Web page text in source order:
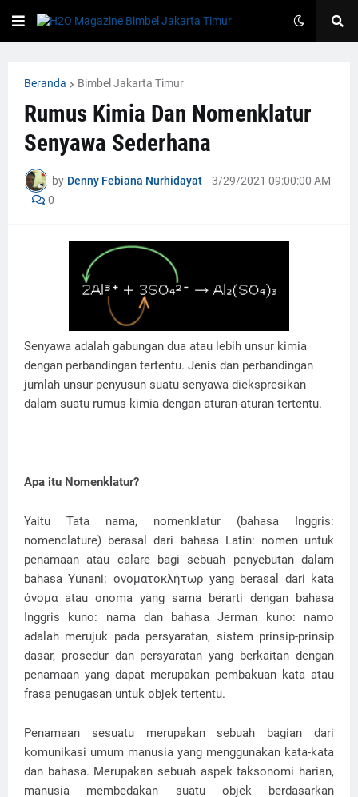
Beranda Bimbel Jakarta Timur
Rumus Kimia Dan Nomenklatur
Senyawa Sederhana
by Denny Febiana Nurhidayat - 3/29/2021 09:00:00 AM
0
Senyawa adalah gabungan dua atau lebih unsur kimia
dengan perbandingan tertentu. Jenis dan perbandingan
jumlah unsur penyusun suatu senyawa diekspresikan
dalam suatu rumus kimia dengan aturan-aturan tertentu.
Apa itu Nomenklatur?
Yaitu Tata nama, nomenklatur (bahasa Inggris:
nomenclature) berasal dari bahasa Latin: nomen untuk
penamaan atau calare bagi sebuah penyebutan dalam
bahasa Yunani: ονοματοκλήτωρ yang berasal dari kata
όνομα atau onoma yang sama berarti dengan bahasa
Inggris kuno: nama dan bahasa Jerman kuno: namo
adalah merujuk pada persyaratan, sistem prinsip-prinsip
dasar, prosedur dan persyaratan yang berkaitan dengan
penamaan yang dapat merupakan pembakuan kata atau
frasa penugasan untuk objek tertentu.
Penamaan sesuatu merupakan sebuah bagian dari
komunikasi umum manusia yang menggunakan kata-kata
dan bahasa. Merupakan sebuah aspek taksonomi harian,
manusia membedakan suatu objek berdasarkan